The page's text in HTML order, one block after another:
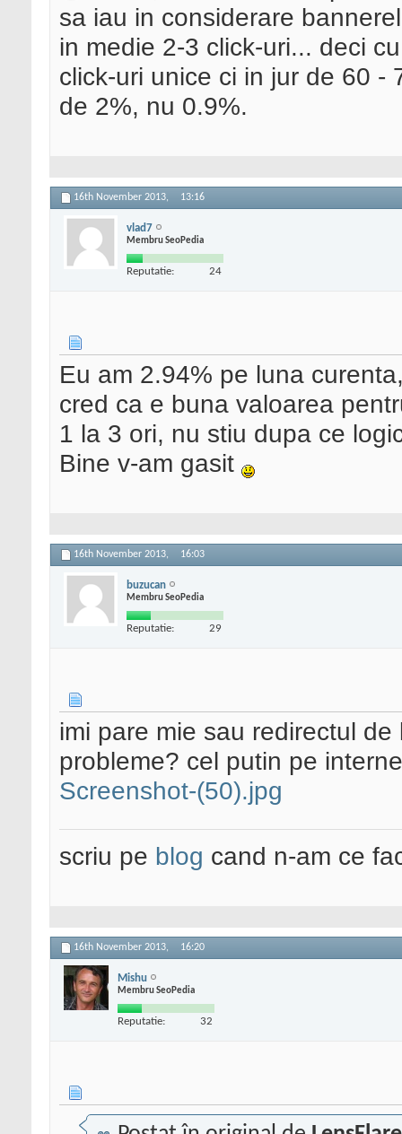
sa iau in considerare
in medie 2-3 click-uri... deci
click-uri unice ci in jur de 60 -
de 2%, nu 0.9%.
16th November 2013, 13:16
vlad7
Membru SeoPedia
Reputatie: 24
Eu am 2.94% pe luna
cred ca e buna valoarea
1 la 3 ori, nu stiu dupa ce
Bine v-am gasit
16th November 2013, 16:03
buzucan
Membru SeoPedia
Reputatie: 29
imi pare mie sau redirectul
probleme? cel putin pe
Screenshot-(50).jpg
scriu pe blog cand n-am ce
16th November 2013, 16:20
Mishu
Membru SeoPedia
Reputatie: 32